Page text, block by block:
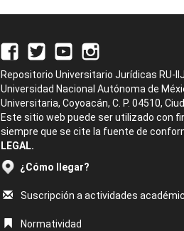
Repositorio Universitario Jurídicas RU-IIJ
Universidad Nacional Autónoma de
Universitaria, Coyoacán, C. P. 04510,
Este sitio web puede ser utilizado con
siempre que se cite la fuente de
LEGAL.
¿Cómo llegar?
Suscripción a actividades
Normatividad